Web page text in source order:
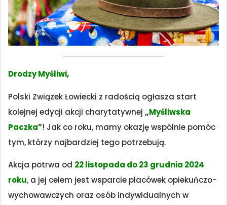
Drodzy Myśliwi,
Polski Związek Łowiecki z radością ogłasza start
kolejnej edycji akcji charytatywnej „Myśliwska
Paczka”! Jak co roku, mamy okazję wspólnie pomóc
tym, którzy najbardziej tego potrzebują.
Akcja potrwa od 22 listopada do 23 grudnia 2024
roku, a jej celem jest wsparcie placówek opiekuńczo-
wychowawczych oraz osób indywidualnych w